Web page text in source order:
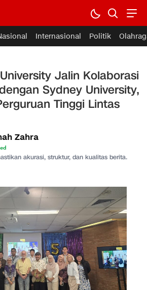
Internasional Politik
Jalin Kolaborasi
Sydney University,
Tinggi Lintas
Zahra
akurasi, struktur, dan kualitas berita.